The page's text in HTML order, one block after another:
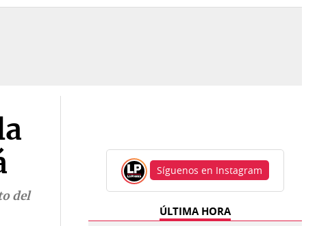
del
Síguenos en Instagram
ÚLTIMA HORA